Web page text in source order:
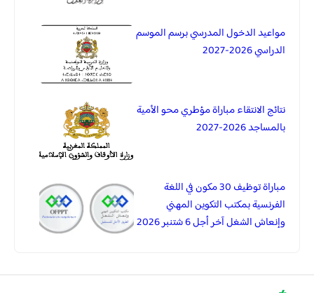
مواعيد الدخول المدرسي برسم الموسم
الدراسي 2026-2027
نتائج الانتقاء مباراة مؤطري محو الأمية
بالمساجد 2026-2027
مباراة توظيف 30 مكون في اللغة
الفرنسية بمكتب التكوين المهني
وإنعاش الشغل آخر أجل 6 شتنبر 2026